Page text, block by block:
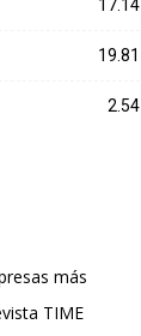
17.14
19.81
2.54
más
TIME